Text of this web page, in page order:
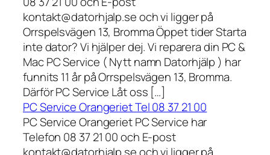
kontakt@datorhjalp.se och vi ligger på
Orrspelsvägen 13, Bromma Öppet tider Starta
inte dator? Vi hjälper dej. Vi reparera din PC &
Mac PC Service ( Nytt namn Datorhjälp ) har
funnits 11 år på Orrspelsvägen 13, Bromma.
Därför PC Service Låt oss […]
PC Service Orangeriet Tel 08 37 21 00
PC Service Orangeriet PC Service har
Telefon 08 37 21 00 och E-post